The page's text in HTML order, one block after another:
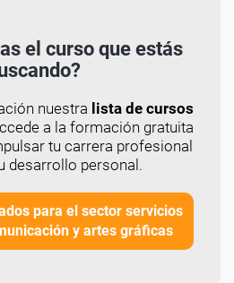
el curso que estás
nuestra lista de cursos
a la formación gratuita
tu carrera profesional
desarrollo personal.
para el sector servicios
y artes gráficas